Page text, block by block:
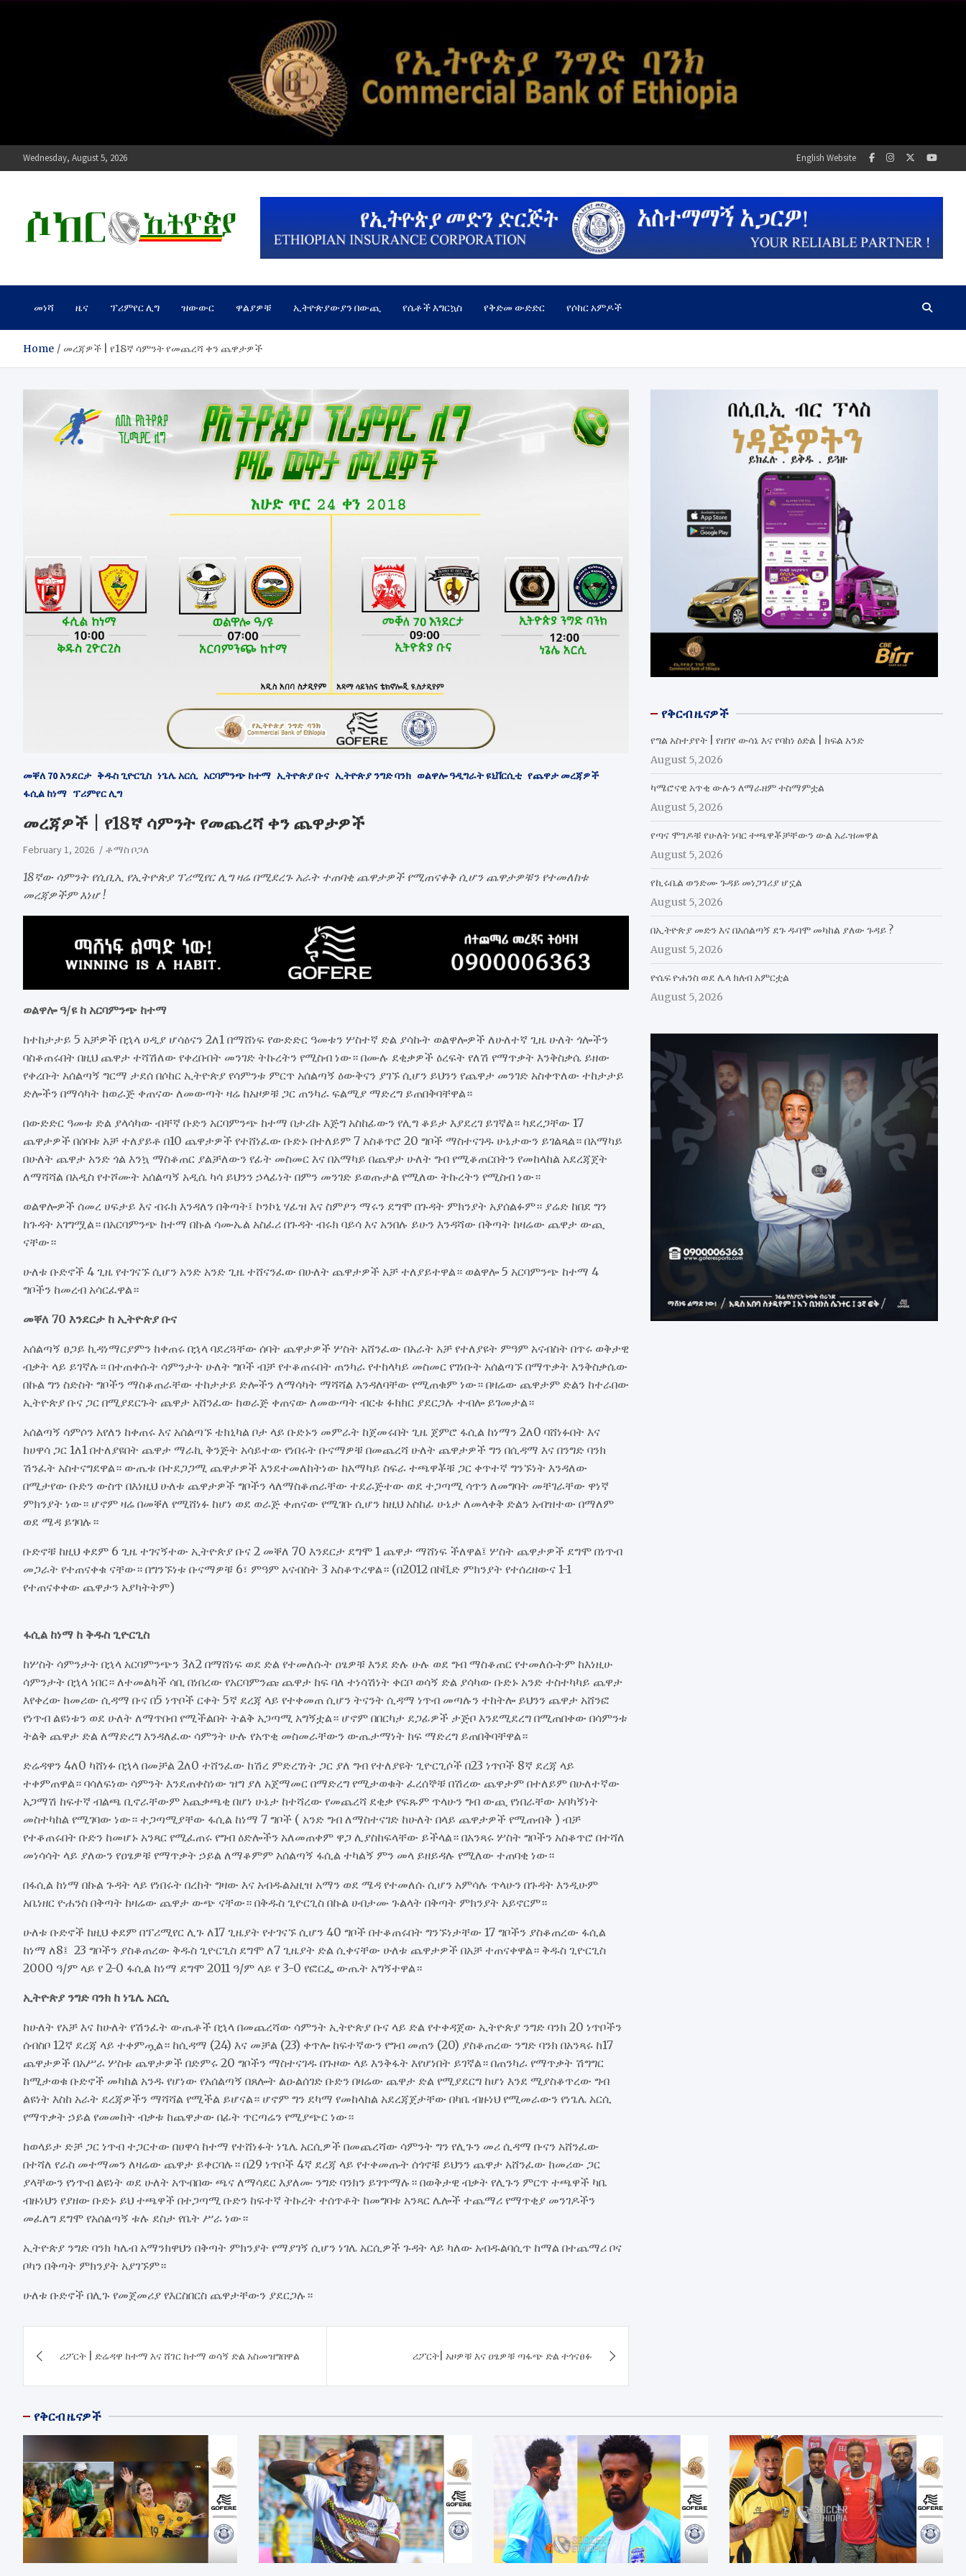
Wednesday, August 5, 2026 English Website
ሶከር ኢትዮጵያ
መነሻ ዜና ፕሪምየር ሊግ ዝውውር ዋልያዎቹ ኢትዮጵያውያን በውጪ የሴቶች እግርኳስ የቅድመ ውድድር የሶከር አምዶች
Home መረጃዎች | የ18ኛ ሳምንት የመጨረሻ ቀን ጨዋታዎች
መቐለ 70 እንደርታ ቅዱስ ጊዮርጊስ ነጌሌ አርሲ አርባምንጭ ከተማ ኢትዮጵያ ቡና ኢትዮጵያ ንግድ ባንክ ወልዋሎ ዓዲግራት ዩኒቨርሲቲ የጨዋታ መረጃዎች
ፋሲል ከነማ ፕሪምየር ሊግ
መረጃዎች | የ18ኛ ሳምንት የመጨረሻ ቀን ጨዋታዎች
February 1, 2026 ቶማስ ቦጋለ
18ኛው ሳምንት የሲቢኢ የኢትዮጵያ ፕሪሚየር ሊግ ዛሬ በሚደረጉ አራት ተጠባቂ ጨዋታዎች የሚጠናቀቅ ሲሆን ጨዋታዎቹን የተመለከቱ
መረጃዎችም እነሆ !
ወልዋሎ ዓ/ዩ ከ አርባምንጭ ከተማ
ከተከታታይ 5 አቻዎች በኋላ ሀዲያ ሆሳዕናን 2ለ1 በማሸነፍ የውድድር ዓመቱን ሦስተኛ ድል ያሳኩት ወልዋሎዎች ለሁለተኛ ጊዜ ሁለት ጎሎችን
ባስቆጠሩበት በዚህ ጨዋታ ተሻሽለው የቀረቡበት መንገድ ትኩረትን የሚስብ ነው። በሙሉ ደቂቃዎች ዕረፍት የለሽ የማጥቃት እንቅስቃሴ ይዘው
የቀረቡት አሰልጣኝ ግርማ ታደሰ በሶከር ኢትዮጵያ የሳምንቱ ምርጥ አሰልጣኝ ዕውቅናን ያገኙ ሲሆን ይህንን የጨዋታ መንገድ አስቀጥለው ተከታታይ
ድሎችን በማሳካት ከወራጅ ቀጠናው ለመውጣት ዛሬ ከአዞዎቹ ጋር ጠንካራ ፍልሚያ ማድረግ ይጠበቅባቸዋል።
በውድድር ዓመቱ ድል ያላሳካው ብቸኛ ቡድን አርባምንጭ ከተማ በታሪኩ እጅግ አስከፊውን የሊግ ቆይታ እያደረገ ይገኛል። ካደረጋቸው 17
ጨዋታዎች በሰባቱ አቻ ተለያይቶ በ10 ጨዋታዎች የተሸነፈው ቡድኑ በተለይም 7 አስቆጥሮ 20 ግቦች ማስተናገዱ ሁኔታውን ይገልጻል። በአማካይ
በሁለት ጨዋታ አንድ ጎል እንኳ ማስቆጠር ያልቻለውን የፊት መስመር እና በአማካይ በጨዋታ ሁለት ግብ የሚቆጠርበትን የመከላከል አደረጃጀት
ለማሻሻል በአዲስ የተሾሙት አሰልጣኝ አዲሴ ካሳ ይህንን ኃላፊነት በምን መንገድ ይወጡታል የሚለው ትኩረትን የሚስብ ነው።
ወልዋሎዎች ሰመረ ሀፍታይ እና ብሩክ እንዳለን በቅጣት፤ ኮንኮኒ ሃፊዝ እና ስምዖን ማሩን ደግሞ በጉዳት ምክንያት አያሰልፉም። ያሬድ ከበደ ግን
ከጉዳት አገግሟል። በአርባምንጭ ከተማ በኩል ሳሙኤል አስፈሪ በጉዳት ብሩክ ባይሳ እና አንበሉ ይሁን እንዳሻው በቅጣት ከዛሬው ጨዋታ ውጪ
ናቸው።
ሁለቱ ቡድኖች 4 ጊዜ የተገናኙ ሲሆን አንድ አንድ ጊዜ ተሸናንፈው በሁለት ጨዋታዎች አቻ ተለያይተዋል። ወልዋሎ 5 አርባምንጭ ከተማ 4
ግቦችን ከመረብ አሳርፈዋል።
መቐለ 70 እንደርታ ከ ኢትዮጵያ ቡና
አሰልጣኝ ፀጋይ ኪዳነማርያምን ከቀጠሩ በኋላ ባደረጓቸው ሰባት ጨዋታዎች ሦስት አሸንፈው በአራት አቻ የተለያዩት ምዓም አናብስት በጥሩ ወቅታዊ
ብቃት ላይ ይገኛሉ። በተጠቀሱት ሳምንታት ሁለት ግቦች ብቻ የተቆጠሩበት ጠንካራ የተከላካይ መስመር የገነቡት አሰልጣኙ በማጥቃት እንቅስቃሴው
በኩል ግን ስድስት ግቦችን ማስቆጠራቸው ተከታታይ ድሎችን ለማሳካት ማሻሻል እንዳለባቸው የሚጠቁም ነው። በዛሬው ጨዋታም ድልን ከተራበው
ኢትዮጵያ ቡና ጋር በሚያደርጉት ጨዋታ አሸንፈው ከወራጅ ቀጠናው ለመውጣት ብርቱ ፉክክር ያደርጋሉ ተብሎ ይገመታል።
አሰልጣኝ ሳምሶን አየለን ከቀጠሩ እና አሰልጣኙ ቴክኒካል ቦታ ላይ ቡድኑን መምራት ከጀመሩበት ጊዜ ጀምሮ ፋሲል ከነማን 2ለ0 ባሸነፉበት እና
ከሀዋሳ ጋር 1ለ1 በተለያዩበት ጨዋታ ማራኪ ቅንጅት አሳይተው የነበሩት ቡናማዎቹ በመጨረሻ ሁለት ጨዋታዎች ግን በሲዳማ እና በንግድ ባንክ
ሽንፈት አስተናግደዋል። ውጤቱ በተደጋጋሚ ጨዋታዎች እንደተመለከትነው ከአማካይ ስፍራ ተጫዋቾቹ ጋር ቀጥተኛ ግንኙነት እንዳለው
በሚታየው ቡድን ውስጥ በእነዚህ ሁለቱ ጨዋታዎች ግቦችን ላለማስቆጠራቸው ተደራጅተው ወደ ተጋጣሚ ሳጥን ለመግባት መቸገራቸው ዋነኛ
ምክንያት ነው። ሆኖም ዛሬ በመቐለ የሚሸነፉ ከሆነ ወደ ወራጅ ቀጠናው የሚገቡ ሲሆን ከዚህ አስከፊ ሁኔታ ለመላቀቅ ድልን አብዝተው በማለም
ወደ ሜዳ ይገባሉ።
ቡድኖቹ ከዚህ ቀደም 6 ጊዜ ተገናኝተው ኢትዮጵያ ቡና 2 መቐለ 70 እንደርታ ደግሞ 1 ጨዋታ ማሸነፍ ችለዋል፤ ሦስት ጨዋታዎች ደግሞ በነጥብ
መጋራት የተጠናቀቁ ናቸው። በግንኙነቱ ቡናማዎቹ 6፣ ምዓም አናብስት 3 አስቆጥረዋል። (በ2012 በኮቪድ ምክንያት የተሰረዘውና 1-1
የተጠናቀቀው ጨዋታን አያካትትም)
ፋሲል ከነማ ከ ቅዱስ ጊዮርጊስ
ከሦስት ሳምንታት በኋላ አርባምንጭን 3ለ2 በማሸነፍ ወደ ድል የተመለሱት ዐፄዎቹ እንደ ድሉ ሁሉ ወደ ግብ ማስቆጠር የተመለሱትም ከእነዚሁ
ሳምንታት በኋላ ነበር። ለተመልካች ሳቢ በነበረው የአርባምንጩ ጨዋታ ከፍ ባለ ተነሳሽነት ቀርቦ ወሳኝ ድል ያሳካው ቡድኑ አንድ ተስተካካይ ጨዋታ
እየቀረው ከመሪው ሲዳማ ቡና በ5 ነጥቦች ርቀት 5ኛ ደረጃ ላይ የተቀመጠ ሲሆን ትናንት ሲዳማ ነጥብ መጣሉን ተከትሎ ይህንን ጨዋታ አሸንፎ
የነጥብ ልዩነቱን ወደ ሁለት ለማጥበብ የሚችልበት ትልቅ አጋጣሚ አግኝቷል። ሆኖም በበርካታ ደጋፊዎች ታጅቦ እንደሚደረግ በሚጠበቀው በሳምንቱ
ትልቅ ጨዋታ ድል ለማድረግ እንዳለፈው ሳምንት ሁሉ የአጥቂ መስመራቸውን ውጤታማነት ከፍ ማድረግ ይጠበቅባቸዋል።
ድሬዳዋን 4ለ0 ካሸነፉ በኋላ በመቻል 2ለ0 ተሸንፈው ከሽረ ምድረገነት ጋር ያለ ግብ የተለያዩት ጊዮርጊሶች በ23 ነጥቦች 8ኛ ደረጃ ላይ
ተቀምጠዋል። ባሳለፍነው ሳምንት እንደጠቀስነው ዝግ ያለ አጀማመር በማድረግ የሚታወቁት ፈረሰኞቹ በሽረው ጨዋታም በተለይም በሁለተኛው
አጋማሽ ከፍተኛ ብልጫ ቢኖራቸውም አጨቃጫቂ በሆነ ሁኔታ ከተሻረው የመጨረሻ ደቂቃ የፍጹም ጥላሁን ግብ ውጪ የነበራቸው አባካኝነት
መስተካከል የሚገባው ነው። ተጋጣሚያቸው ፋሲል ከነማ 7 ግቦች ( አንድ ግብ ለማስተናገድ ከሁለት በላይ ጨዋታዎች የሚጠብቅ ) ብቻ
የተቆጠሩበት ቡድን ከመሆኑ አንጻር የሚፈጠሩ የግብ ዕድሎችን አለመጠቀም ዋጋ ሊያስከፍላቸው ይችላል። በአንጻሩ ሦስት ግቦችን አስቆጥሮ በተሻለ
መነሳሳት ላይ ያለውን የዐፄዎቹ የማጥቃት ኃይል ለማቆምም አሰልጣኝ ፋሲል ተካልኝ ምን መላ ይዘይዳሉ የሚለው ተጠባቂ ነው።
በፋሲል ከነማ በኩል ጉዳት ላይ የነበሩት በረከት ግዛው እና አብዱልአዚዝ አማን ወደ ሜዳ የተመለሱ ሲሆን አምሳሉ ጥላሁን በጉዳት እንዲሁም
አቤነዘር ዮሐንስ በቅጣት ከዛሬው ጨዋታ ውጭ ናቸው። በቅዱስ ጊዮርጊስ በኩል ሀብታሙ ጉልላት በቅጣት ምክንያት አይኖርም።
ሁለቱ ቡድኖች ከዚህ ቀደም በፕሪሚየር ሊጉ ለ17 ጊዜያት የተገናኙ ሲሆን 40 ግቦች በተቆጠሩበት ግንኙነታቸው 17 ግቦችን ያስቆጠረው ፋሲል
ከነማ ለ8፤ 23 ግቦችን ያስቆጠረው ቅዱስ ጊዮርጊስ ደግሞ ለ7 ጊዜያት ድል ሲቀናቸው ሁለቱ ጨዋታዎች በአቻ ተጠናቀዋል። ቅዱስ ጊዮርጊስ
2000 ዓ/ም ላይ የ 2-0 ፋሲል ከነማ ደግሞ 2011 ዓ/ም ላይ የ 3-0 የፎርፌ ውጤት አግኝተዋል።
ኢትዮጵያ ንግድ ባንክ ከ ነጌሌ አርሲ
ከሁለት የአቻ እና ከሁለት የሽንፈት ውጤቶች በኋላ በመጨረሻው ሳምንት ኢትዮጵያ ቡና ላይ ድል የተቀዳጀው ኢትዮጵያ ንግድ ባንክ 20 ነጥቦችን
ሰብስቦ 12ኛ ደረጃ ላይ ተቀምጧል። ከሲዳማ (24) እና መቻል (23) ቀጥሎ ከፍተኛውን የግብ መጠን (20) ያስቆጠረው ንግድ ባንክ በአንጻሩ ከ17
ጨዋታዎች በአሥራ ሦስቱ ጨዋታዎች በድምሩ 20 ግቦችን ማስተናገዱ በጉዞው ላይ እንቅፋት እየሆነበት ይገኛል። በጠንካራ የማጥቃት ሽግግር
ከሚታወቁ ቡድኖች መካከል አንዱ የሆነው የአሰልጣኝ በጸሎት ልዑልሰገድ ቡድን በዛሬው ጨዋታ ድል የሚያደርግ ከሆነ እንደ ሚያስቆጥረው ግብ
ልዩነት እስከ አራት ደረጃዎችን ማሻሻል የሚችል ይሆናል። ሆኖም ግን ደካማ የመከላከል አደረጃጀታቸው በካቤ ብዙነህ የሚመራውን የነጌሌ አርሲ
የማጥቃት ኃይል የመመከት ብቃቱ ከጨዋታው በፊት ጥርጣሬን የሚያጭር ነው።
ከወላይታ ድቻ ጋር ነጥብ ተጋርተው በሀዋሳ ከተማ የተሸነፉት ነጌሌ አርሲዎች በመጨረሻው ሳምንት ግን የሊጉን መሪ ሲዳማ ቡናን አሸንፈው
በተሻለ የራስ መተማመን ለዛሬው ጨዋታ ይቀርባሉ። በ29 ነጥቦች 4ኛ ደረጃ ላይ የተቀመጡት ሰጎኖቹ ይህንን ጨዋታ አሸንፈው ከመሪው ጋር
ያላቸውን የነጥብ ልዩነት ወደ ሁለት አጥብበው ጫና ለማሳደር እያለሙ ንግድ ባንክን ይገጥማሉ። በወቅታዊ ብቃት የሊጉን ምርጥ ተጫዋች ካቤ
ብዙነህን የያዘው ቡድኑ ይህ ተጫዋች በተጋጣሚ ቡድን ከፍተኛ ትኩረት ተሰጥቶት ከመግባቱ አንጻር ሌሎች ተጨማሪ የማጥቂያ መንገዶችን
መፈለግ ደግሞ የአሰልጣኝ ቱሉ ደስታ የቤት ሥራ ነው።
ኢትዮጵያ ንግድ ባንክ ካሌብ አማንክዋህን በቅጣት ምክንያት የማያገኝ ሲሆን ነገሌ አርሲዎች ጉዳት ላይ ካለው አብዱልባሲጥ ከማል በተጨማሪ ቦና
ቦካን በቅጣት ምክንያት አያገኙም።
ሁለቱ ቡድኖች በሊጉ የመጀመሪያ የእርስበርስ ጨዋታቸውን ያደርጋሉ።
navigation
ሪፖርት | ድሬዳዋ ከተማ እና ሸገር ከተማ ወሳኝ ድል አስመዝግበዋል ሪፖርት| አዞዎቹ እና ዐፄዎቹ ጣፋጭ ድል ተጎናፀፉ
የቅርብ ዜናዎች
የግል አስተያየት | የዘገየ ውሳኔ እና የባከነ ዕድል | ክፍል አንድ
August 5, 2026
ካሜሮናዊ አጥቂ ውሉን ለማራዘም ተስማምቷል
August 5, 2026
የጣና ሞገዶቹ የሁለት ነባር ተጫዋቾቻቸውን ውል አራዝመዋል
August 5, 2026
የኪሩቤል ወንድሙ ጉዳይ መነጋገሪያ ሆኗል
August 5, 2026
በኢትዮጵያ መድን እና በአሰልጣኝ ደጉ ዱባሞ መካከል ያለው ጉዳይ ?
August 5, 2026
ዮሴፍ ዮሐንስ ወደ ሌላ ክለብ አምርቷል
August 5, 2026
የቅርብ ዜናዎች